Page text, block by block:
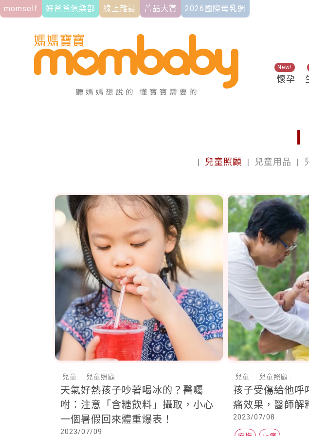
momself 好爸爸俱樂部 線上雜誌 菁品大賞 2026國際母乳週
懷孕
New!
| 兒童照顧 | 兒童用品 |
兒童 兒童照顧
天氣好熱孩子吵著喝冰的？醫囑
咐：注意「含糖飲料」攝取，小心
一個暑假回來體重爆表！
2023/07/09
兒童 兒童照顧
孩子受傷給他呼
痛效果，醫師解
2023/07/08